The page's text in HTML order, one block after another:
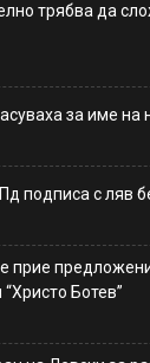
трябва да
за име на
подписа с ляв
прие
Ботев”